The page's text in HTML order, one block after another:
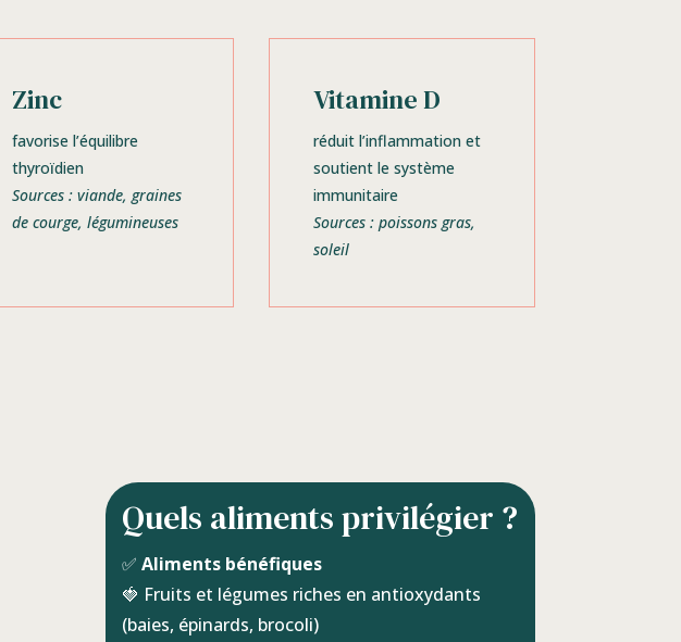
Zinc
favorise l’équilibre
thyroïdien
Sources : viande, graines
de courge, légumineuses
Vitamine D
réduit l’inflammation et
soutient le système
immunitaire
Sources : poissons gras,
soleil
Quels aliments privilégier ?
✅ Aliments bénéfiques
🍓 Fruits et légumes riches en antioxydants
(baies, épinards, brocoli)